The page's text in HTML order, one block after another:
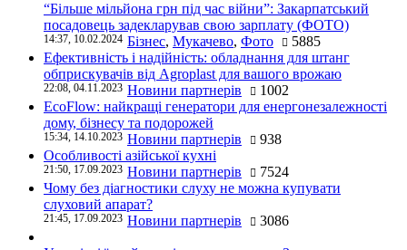
“Більше мільйона грн під час війни”: Закарпатський
посадовець задекларував свою зарплату (ФОТО)
14:37, 10.02.2024 Бізнес, Мукачево, Фото
5885
Ефективність і надійність: обладнання для штанг
обприскувачів від Agroplast для вашого врожаю
22:08, 04.11.2023 Новини партнерів
1002
EcoFlow: найкращі генератори для енергонезалежності
дому, бізнесу та подорожей
15:34, 14.10.2023 Новини партнерів
938
Особливості азійської кухні
21:50, 17.09.2023 Новини партнерів
7524
Чому без діагностики слуху не можна купувати
слуховий апарат?
21:45, 17.09.2023 Новини партнерів 3086